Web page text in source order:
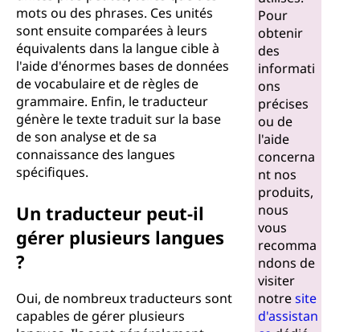
mots ou des phrases. Ces unités
sont ensuite comparées à leurs
équivalents dans la langue cible à
l'aide d'énormes bases de données
de vocabulaire et de règles de
grammaire. Enfin, le traducteur
génère le texte traduit sur la base
de son analyse et de sa
connaissance des langues
spécifiques.
Un traducteur peut-il
gérer plusieurs langues
?
Oui, de nombreux traducteurs sont
capables de gérer plusieurs
Pour
obtenir
des
informati
ons
précises
ou de
l'aide
concerna
nt nos
produits,
nous
vous
recomma
ndons de
visiter
notresite
d'assistan